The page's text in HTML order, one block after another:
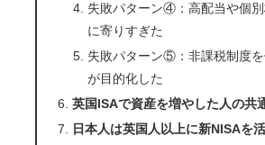
失敗パターン④：高配当や個
に寄りすぎた
失敗パターン⑤：非課税制度
が目的化した
英国ISAで資産を増やした人の共
日本人は英国人以上に新NISAを